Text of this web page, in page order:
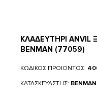
ΚΛΑΔΕΥΤΗΡΙ ANVIL
BENMAN (77059)
ΚΩΔΙΚΟΣ ΠΡΟΙΟΝΤΟΣ:
ΚΑΤΑΣΚΕΥΑΣΤΗΣ: BENMAN